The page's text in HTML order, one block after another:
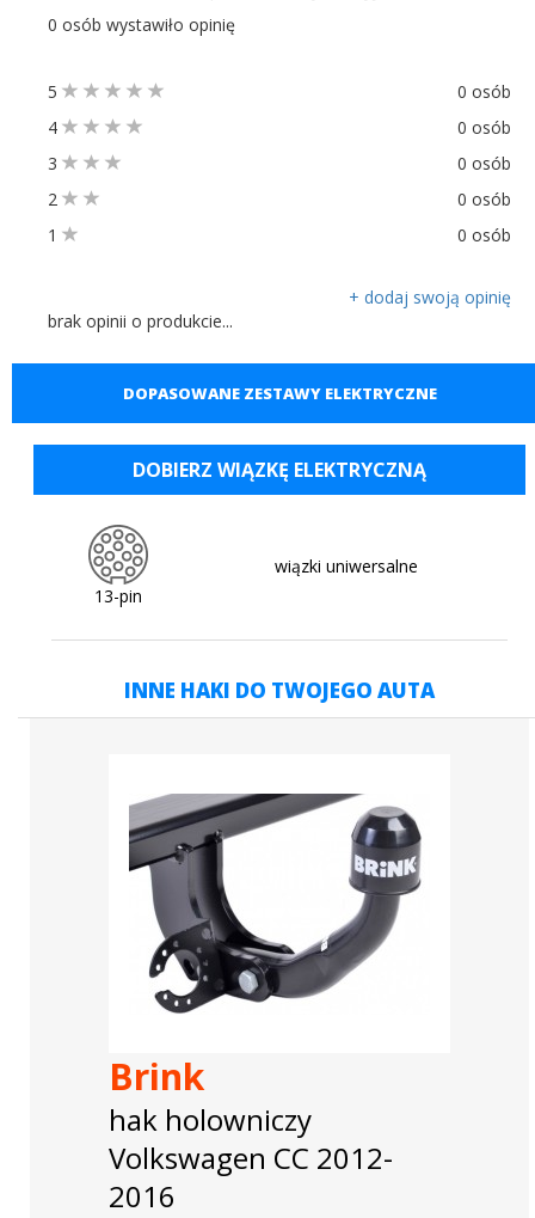
0 osób wystawiło opinię
5
0 osób
4
0 osób
3
0 osób
2
0 osób
1
0 osób
+ dodaj swoją opinię
brak opinii o produkcie...
DOPASOWANE ZESTAWY ELEKTRYCZNE
DOBIERZ WIĄZKĘ ELEKTRYCZNĄ
13-pin
wiązki uniwersalne
INNE HAKI DO TWOJEGO AUTA
Brink
hak holowniczy
Volkswagen CC 2012-
2016